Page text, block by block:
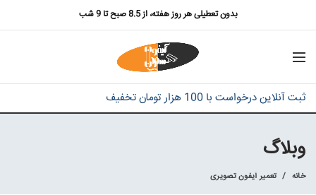
بدون تعطیلی هر روز هفته، از 8.5 صبح تا 9 شب
ثبت آنلاین درخواست با 100 هزار تومان تخفیف
وبلاگ
خانه تعمیر آیفون تصویری